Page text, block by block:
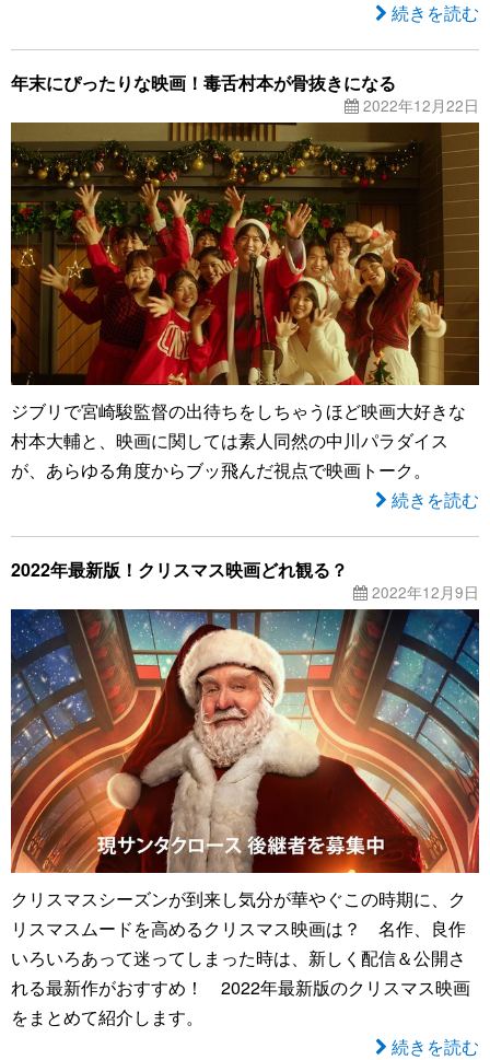
続きを読む
年末にぴったりな映画！毒舌村本が骨抜きになる
2022年12月22日
ジブリで宮崎駿監督の出待ちをしちゃうほど映画大好きな
村本大輔と、映画に関しては素人同然の中川パラダイス
が、あらゆる角度からブッ飛んだ視点で映画トーク。
続きを読む
2022年最新版！クリスマス映画どれ観る？
2022年12月9日
クリスマスシーズンが到来し気分が華やぐこの時期に、ク
リスマスムードを高めるクリスマス映画は？ 名作、良作
いろいろあって迷ってしまった時は、新しく配信＆公開さ
れる最新作がおすすめ！ 2022年最新版のクリスマス映画
をまとめて紹介します。
続きを読む